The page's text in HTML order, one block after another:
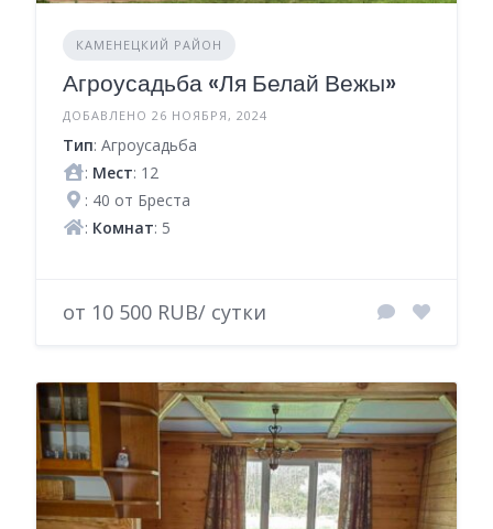
КАМЕНЕЦКИЙ РАЙОН
Агроусадьба «Ля Белай Вежы»
ДОБАВЛЕНО 26 НОЯБРЯ, 2024
Тип: Агроусадьба
: Мест: 12
: 40 от Бреста
: Комнат: 5
от 10 500 RUB/ сутки